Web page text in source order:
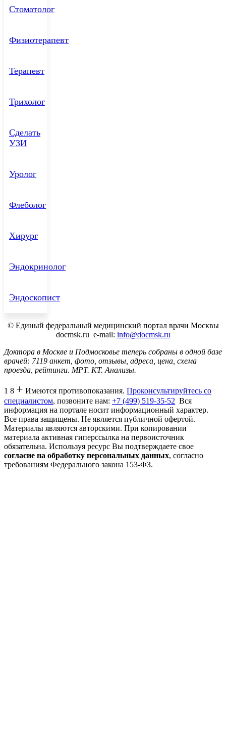
Стоматолог
Физиотерапевт
Терапевт
Трихолог
Сделать
УЗИ
Уролог
Флеболог
Хирург
Эндокринолог
Эндоскопист
© Единый федеральный медицинский портал врачи Москвы
docmsk.ru e-mail: info@docmsk.ru
Доктора в Москве и Подмосковье теперь собраны в одной базе
врачей: 7119 анкет, фото, отзывы, адреса, цена, схема
проезда, рейтинги. МРТ. КТ. Анализы.
1 8 + Имеются противопоказания. Проконсультируйтесь со
специалистом, позвоните нам: +7 (499) 519-35-52 Вся
информация на портале носит информационный характер.
Все права защищены. Не является публичной офертой.
Материалы являются авторскими. При копировании
материала активная гиперссылка на первоисточник
обязательна. Используя ресурс Вы подтверждаете свое
согласие на обработку персональных данных, согласно
требованиям Федерального закона 153-ФЗ.